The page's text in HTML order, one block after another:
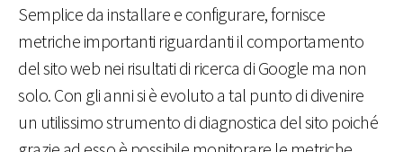
Semplice da installare e configurare, fornisce
metriche importanti riguardanti il comportamento
del sito web nei risultati di ricerca di Google ma non
solo. Con gli anni si è evoluto a tal punto di divenire
un utilissimo strumento di diagnostica del sito poiché